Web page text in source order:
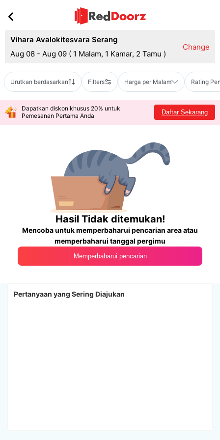
Vihara Avalokitesvara Serang
Aug 08 - Aug 09 ( 1 Malam, 1 Kamar, 2 Tamu )
Change
Urutkan berdasarkan Filters Harga per Malam Rating
Dapatkan diskon khusus 20% untuk
Pemesanan Pertama Anda
Daftar Sekarang
Hasil Tidak ditemukan!
Mencoba untuk memperbaharui pencarian area atau
memperbaharui tanggal pergimu
Memperbaharui pencarian
Pertanyaan yang Sering Diajukan